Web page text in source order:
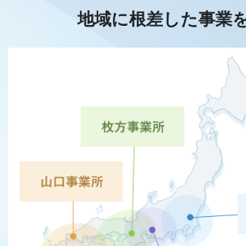
地域に根差した事業